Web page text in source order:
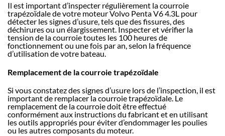
Il est important d’inspecter régulièrement la courroie
trapézoïdale de votre moteur Volvo Penta V6 4.3L pour
détecter les signes d’usure, tels que des fissures, des
déchirures ou un élargissement. Inspecter et vérifier la
tension de la courroie toutes les 100 heures de
fonctionnement ou une fois par an, selon la fréquence
d’utilisation de votre bateau.
Remplacement de la courroie trapézoïdale
Si vous constatez des signes d’usure lors de l’inspection, il est
important de remplacer la courroie trapézoïdale. Le
remplacement de la courroie doit être effectué
conformément aux instructions du fabricant et en utilisant
les outils appropriés pour éviter d’endommager les poulies
ou les autres composants du moteur.